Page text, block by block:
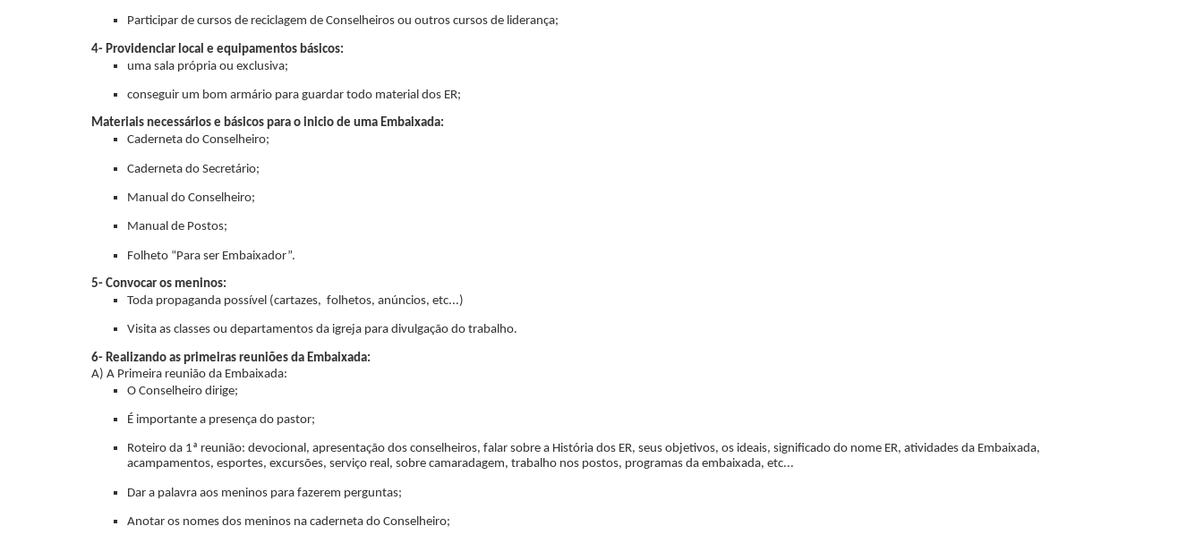
Participar de cursos de reciclagem de Conselheiros ou outros cursos de liderança;
4- Providenciar local e equipamentos básicos:
uma sala própria ou exclusiva;
conseguir um bom armário para guardar todo material dos ER;
Materiais necessários e básicos para o inicio de uma Embaixada:
Caderneta do Conselheiro;
Caderneta do Secretário;
Manual do Conselheiro;
Manual de Postos;
Folheto “Para ser Embaixador”.
5- Convocar os meninos:
Toda propaganda possível (cartazes, folhetos, anúncios, etc...)
Visita as classes ou departamentos da igreja para divulgação do trabalho.
6- Realizando as primeiras reuniões da Embaixada:
A) A Primeira reunião da Embaixada:
O Conselheiro dirige;
É importante a presença do pastor;
Roteiro da 1ª reunião: devocional, apresentação dos conselheiros, falar sobre a História dos ER, seus objetivos, os ideais, significado do nome ER, atividades da Embaixada,
acampamentos, esportes, excursões, serviço real, sobre camaradagem, trabalho nos postos, programas da embaixada, etc...
Dar a palavra aos meninos para fazerem perguntas;
Anotar os nomes dos meninos na caderneta do Conselheiro;